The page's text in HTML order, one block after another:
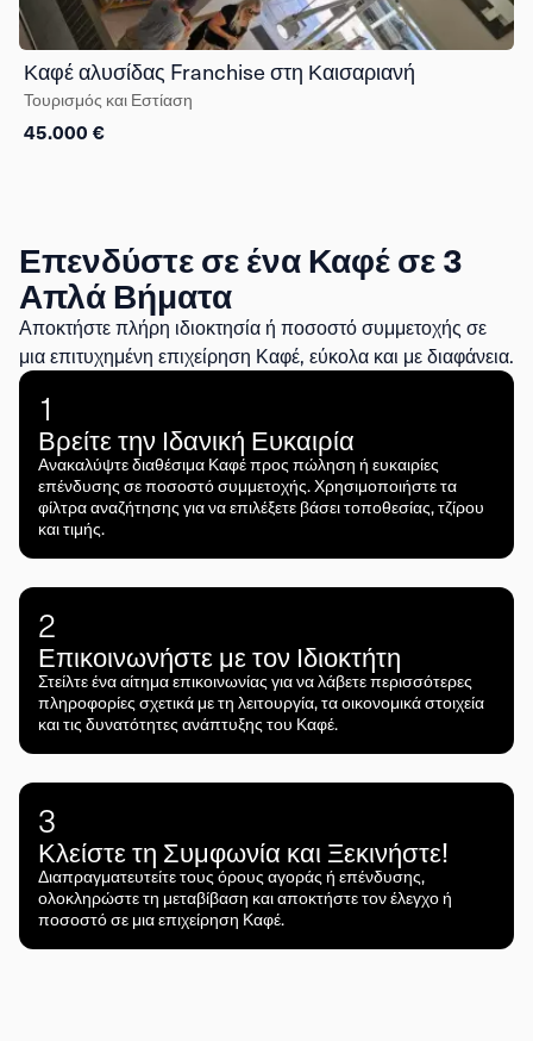
Καφέ αλυσίδας Franchise στη Καισαριανή
Τουρισμός και Εστίαση
45.000 €
Επενδύστε σε ένα Καφέ σε 3
Απλά Βήματα
Αποκτήστε πλήρη ιδιοκτησία ή ποσοστό συμμετοχής σε
μια επιτυχημένη επιχείρηση Καφέ, εύκολα και με διαφάνεια.
1
Βρείτε την Ιδανική Ευκαιρία
Ανακαλύψτε διαθέσιμα Καφέ προς πώληση ή ευκαιρίες
επένδυσης σε ποσοστό συμμετοχής. Χρησιμοποιήστε τα
φίλτρα αναζήτησης για να επιλέξετε βάσει τοποθεσίας, τζίρου
και τιμής.
2
Επικοινωνήστε με τον Ιδιοκτήτη
Στείλτε ένα αίτημα επικοινωνίας για να λάβετε περισσότερες
πληροφορίες σχετικά με τη λειτουργία, τα οικονομικά στοιχεία
και τις δυνατότητες ανάπτυξης του Καφέ.
3
Κλείστε τη Συμφωνία και Ξεκινήστε!
Διαπραγματευτείτε τους όρους αγοράς ή επένδυσης,
ολοκληρώστε τη μεταβίβαση και αποκτήστε τον έλεγχο ή
ποσοστό σε μια επιχείρηση Καφέ.